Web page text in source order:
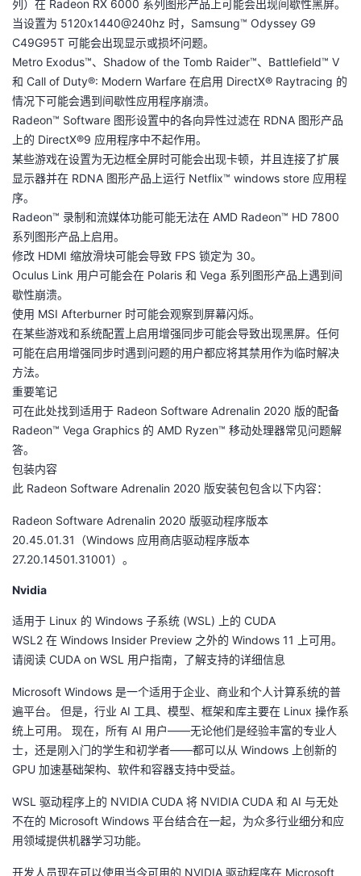
列）在 Radeon RX 6000 系列图形产品上可能会出现间歇性黑屏。
当设置为 5120x1440@240hz 时，Samsung™ Odyssey G9
C49G95T 可能会出现显示或损坏问题。
Metro Exodus™、Shadow of the Tomb Raider™、Battlefield™ V
和 Call of Duty®: Modern Warfare 在启用 DirectX® Raytracing 的
情况下可能会遇到间歇性应用程序崩溃。
Radeon™ Software 图形设置中的各向异性过滤在 RDNA 图形产品
上的 DirectX®9 应用程序中不起作用。
某些游戏在设置为无边框全屏时可能会出现卡顿，并且连接了扩展
显示器并在 RDNA 图形产品上运行 Netflix™ windows store 应用程
序。
Radeon™ 录制和流媒体功能可能无法在 AMD Radeon™ HD 7800
系列图形产品上启用。
修改 HDMI 缩放滑块可能会导致 FPS 锁定为 30。
Oculus Link 用户可能会在 Polaris 和 Vega 系列图形产品上遇到间
歇性崩溃。
使用 MSI Afterburner 时可能会观察到屏幕闪烁。
在某些游戏和系统配置上启用增强同步可能会导致出现黑屏。任何
可能在启用增强同步时遇到问题的用户都应将其禁用作为临时解决
方法。
重要笔记
可在此处找到适用于 Radeon Software Adrenalin 2020 版的配备
Radeon™ Vega Graphics 的 AMD Ryzen™ 移动处理器常见问题解
答。
包装内容
此 Radeon Software Adrenalin 2020 版安装包包含以下内容：
Radeon Software Adrenalin 2020 版驱动程序版本
20.45.01.31（Windows 应用商店驱动程序版本
27.20.14501.31001）。
Nvidia
适用于 Linux 的 Windows 子系统 (WSL) 上的 CUDA
WSL2 在 Windows Insider Preview 之外的 Windows 11 上可用。
请阅读 CUDA on WSL 用户指南，了解支持的详细信息
Microsoft Windows 是一个适用于企业、商业和个人计算系统的普
遍平台。 但是，行业 AI 工具、模型、框架和库主要在 Linux 操作系
统上可用。 现在，所有 AI 用户——无论他们是经验丰富的专业人
士，还是刚入门的学生和初学者——都可以从 Windows 上创新的
GPU 加速基础架构、软件和容器支持中受益。
WSL 驱动程序上的 NVIDIA CUDA 将 NVIDIA CUDA 和 AI 与无处
不在的 Microsoft Windows 平台结合在一起，为众多行业细分和应
用领域提供机器学习功能。
开发人员现在可以使用当今可用的 NVIDIA 驱动程序在 Microsoft